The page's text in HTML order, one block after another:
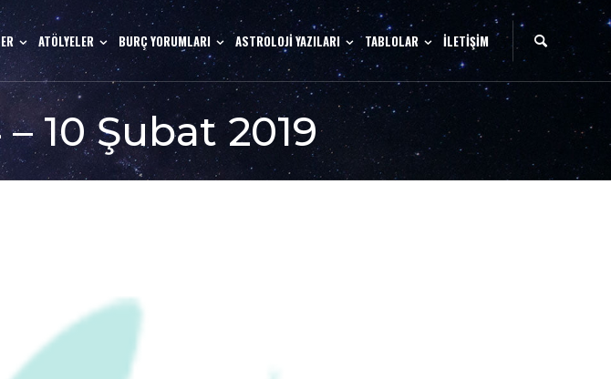
ATÖLYELER BURÇ YORUMLARI ASTROLOJİ YAZILARI TABLOLAR İLETİŞİM
10 Şubat 2019